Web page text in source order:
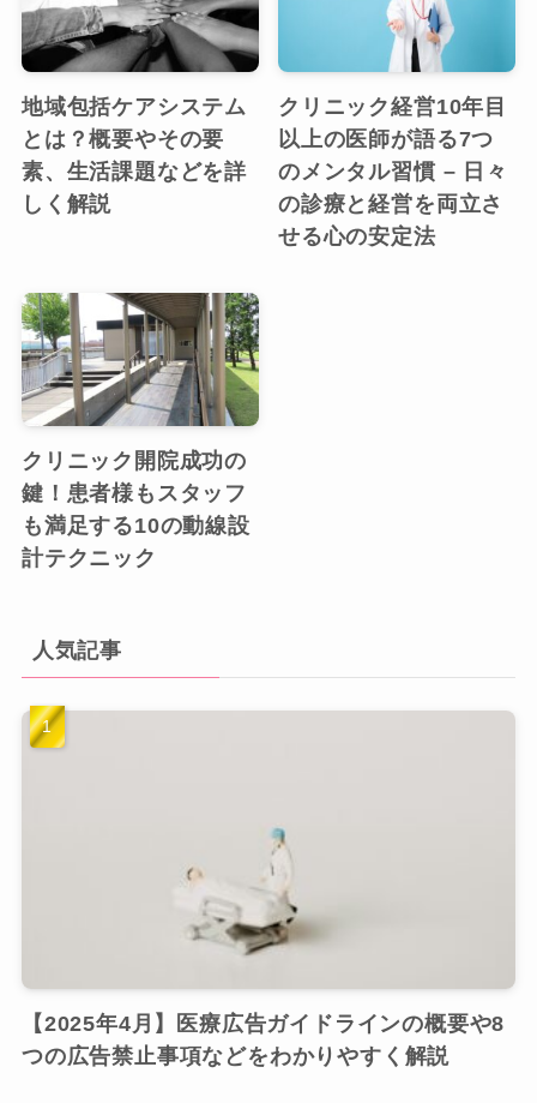
地域包括ケアシステム
とは？概要やその要
素、生活課題などを詳
しく解説
クリニック経営10年目
以上の医師が語る7つ
のメンタル習慣 – 日々
の診療と経営を両立さ
せる心の安定法
クリニック開院成功の
鍵！患者様もスタッフ
も満足する10の動線設
計テクニック
人気記事
【2025年4月】医療広告ガイドラインの概要や8
つの広告禁止事項などをわかりやすく解説